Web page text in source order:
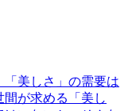
美しさ」の需要は
が求める「美し